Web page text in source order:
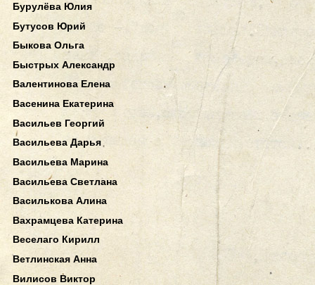
Бурулёва Юлия
Бутусов Юрий
Быкова Ольга
Быстрых Александр
Валентинова Елена
Васенина Екатерина
Васильев Георгий
Васильева Дарья
Васильева Марина
Васильева Светлана
Василькова Алина
Вахрамцева Катерина
Веселаго Кирилл
Ветлинская Анна
Вилисов Виктор